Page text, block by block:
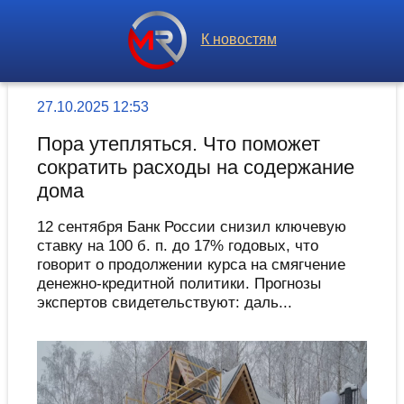
К новостям
27.10.2025 12:53
Пора утепляться. Что поможет
сократить расходы на содержание
дома
12 сентября Банк России снизил ключевую
ставку на 100 б. п. до 17% годовых, что
говорит о продолжении курса на смягчение
денежно-кредитной политики. Прогнозы
экспертов свидетельствуют: даль...